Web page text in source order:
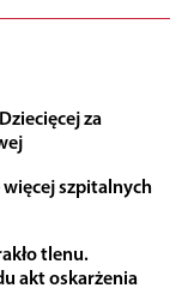
za
szpitalnych
tlenu.
akt oskarżenia